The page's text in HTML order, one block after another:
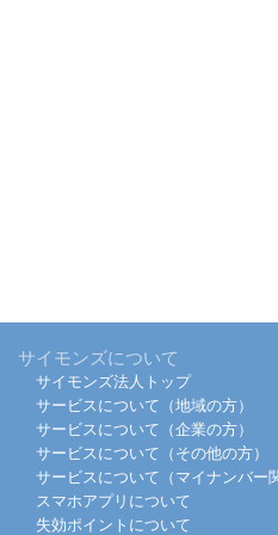
サイモンズについて
サイモンズ法人トップ
サービスについて（地域の方）
サービスについて（企業の方）
サービスについて（その他の方）
サービスについて（マイナンバー
スマホアプリについて
失効ポイントについて